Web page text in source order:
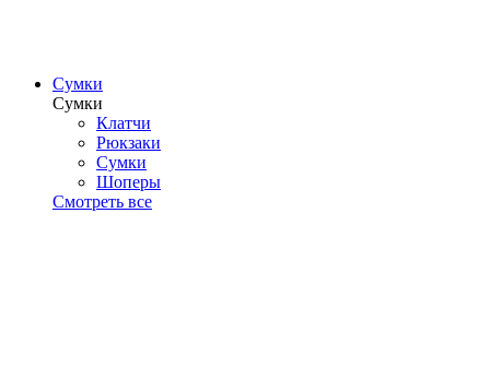
Сумки
Сумки
Клатчи
Рюкзаки
Сумки
Шоперы
Смотреть все